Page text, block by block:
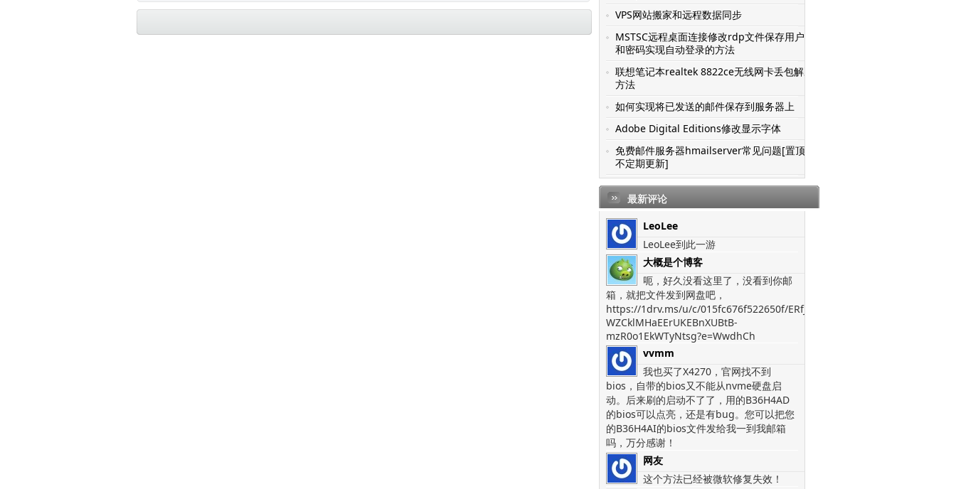
VPS网站搬家和远程数据同步
MSTSC远程桌面连接修改rdp文件保存用户名
和密码实现自动登录的方法
联想笔记本realtek 8822ce无线网卡丢包解决
方法
如何实现将已发送的邮件保存到服务器上
Adobe Digital Editions修改显示字体
免费邮件服务器hmailserver常见问题[置顶-
不定期更新]
最新评论
LeoLee
LeoLee到此一游
大概是个博客
呃，好久没看这里了，没看到你邮
箱，就把文件发到网盘吧，
https://1drv.ms/u/c/015fc676f522650f/ERfJWGVz-
WZCklMHaEErUKEBnXUBtB-
mzR0o1EkWTyNtsg?e=WwdhCh
vvmm
我也买了X4270，官网找不到
bios，自带的bios又不能从nvme硬盘启
动。后来刷的启动不了了，用的B36H4AD
的bios可以点亮，还是有bug。您可以把您
的B36H4AI的bios文件发给我一到我邮箱
吗，万分感谢！
网友
这个方法已经被微软修复失效！